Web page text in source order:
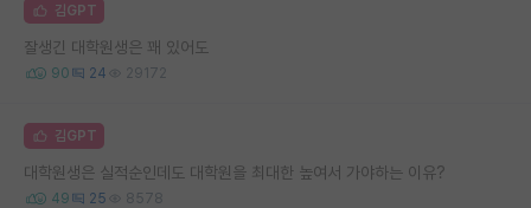
김GPT
잘생긴 대학원생은 꽤 있어도
90 24 29172
김GPT
대학원생은 실적순인데도 대학원을 최대한 높여서 가야하는 이유?
49 25 8578